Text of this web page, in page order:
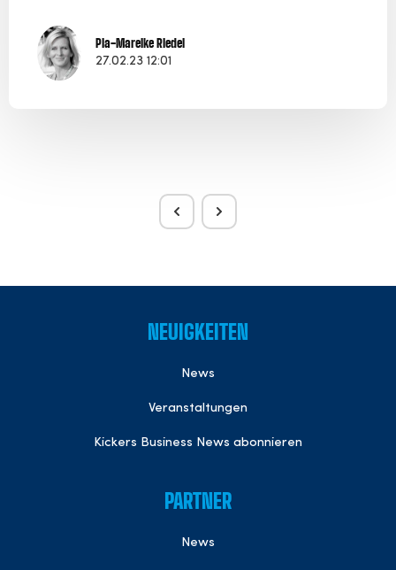
Pia-Mareike Riedel
27.02.23 12:01
NEUIGKEITEN
News
Veranstaltungen
Kickers Business News abonnieren
PARTNER
News